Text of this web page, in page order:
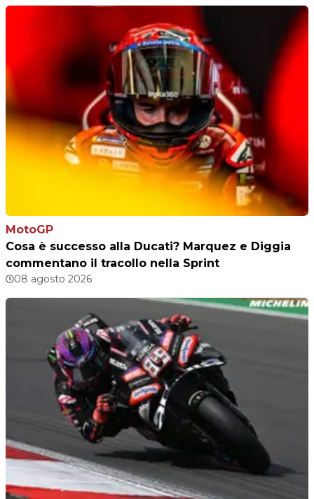
MotoGP
Cosa è successo alla Ducati? Marquez e Diggia
commentano il tracollo nella Sprint
08 agosto 2026